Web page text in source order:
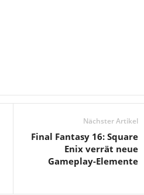
Nächster Artikel
Final Fantasy 16: Square
Enix verrät neue
Gameplay-Elemente